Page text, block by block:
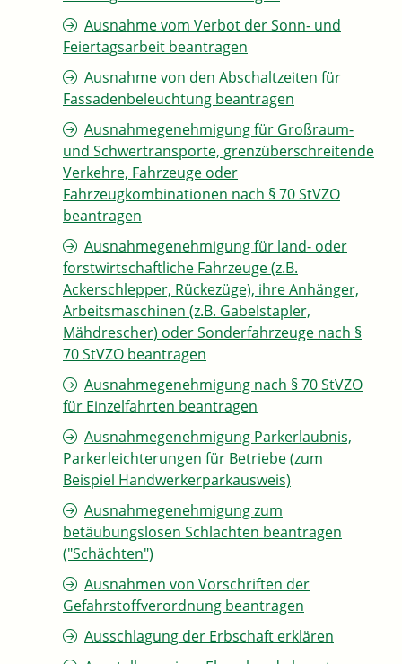
Ausnahme vom Verbot der Sonn- und
Feiertagsarbeit beantragen
Ausnahme von den Abschaltzeiten für
Fassadenbeleuchtung beantragen
Ausnahmegenehmigung für Großraum-
und Schwertransporte, grenzüberschreitende
Verkehre, Fahrzeuge oder
Fahrzeugkombinationen nach § 70 StVZO
beantragen
Ausnahmegenehmigung für land- oder
forstwirtschaftliche Fahrzeuge (z.B.
Ackerschlepper, Rückezüge), ihre Anhänger,
Arbeitsmaschinen (z.B. Gabelstapler,
Mähdrescher) oder Sonderfahrzeuge nach §
70 StVZO beantragen
Ausnahmegenehmigung nach § 70 StVZO
für Einzelfahrten beantragen
Ausnahmegenehmigung Parkerlaubnis,
Parkerleichterungen für Betriebe (zum
Beispiel Handwerkerparkausweis)
Ausnahmegenehmigung zum
betäubungslosen Schlachten beantragen
("Schächten")
Ausnahmen von Vorschriften der
Gefahrstoffverordnung beantragen
Ausschlagung der Erbschaft erklären